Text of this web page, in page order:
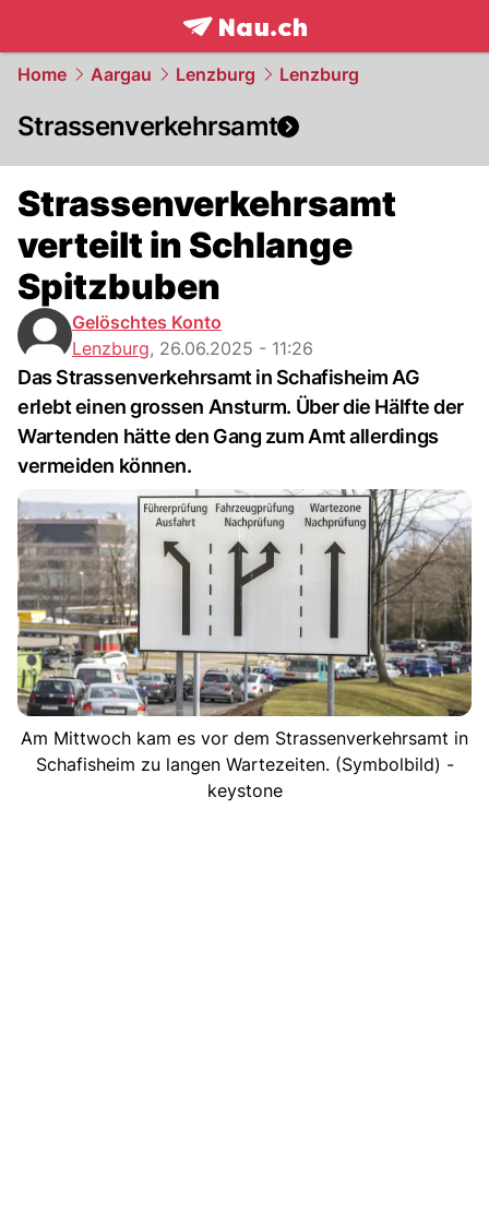
frontpage.NAU.ch
Home Aargau Lenzburg Lenzburg
Strassenverkehrsamt
Strassenverkehrsamt
verteilt in Schlange
Spitzbuben
Gelöschtes Konto
Lenzburg, 26.06.2025 - 11:26
Das Strassenverkehrsamt in Schafisheim AG
erlebt einen grossen Ansturm. Über die Hälfte der
Wartenden hätte den Gang zum Amt allerdings
vermeiden können.
Am Mittwoch kam es vor dem Strassenverkehrsamt in
Schafisheim zu langen Wartezeiten. (Symbolbild) -
keystone